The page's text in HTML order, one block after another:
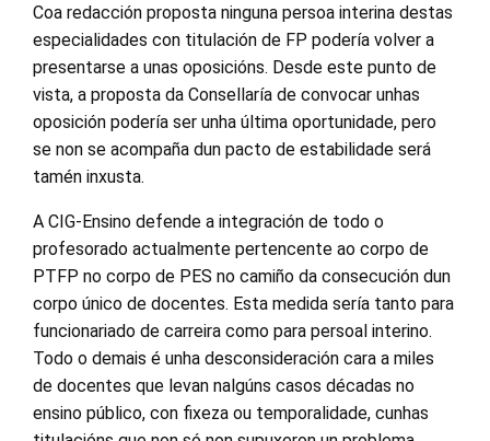
Coa redacción proposta ninguna persoa interina destas
especialidades con titulación de FP podería volver a
presentarse a unas oposicións. Desde este punto de
vista, a proposta da Consellaría de convocar unhas
oposición podería ser unha última oportunidade, pero
se non se acompaña dun pacto de estabilidade será
tamén inxusta.
A CIG-Ensino defende a integración de todo o
profesorado actualmente pertencente ao corpo de
PTFP no corpo de PES no camiño da consecución dun
corpo único de docentes. Esta medida sería tanto para
funcionariado de carreira como para persoal interino.
Todo o demais é unha desconsideración cara a miles
de docentes que levan nalgúns casos décadas no
ensino público, con fixeza ou temporalidade, cunhas